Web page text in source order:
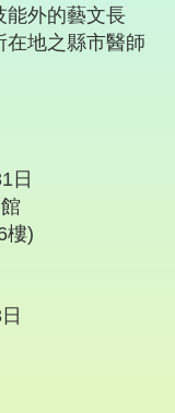
能外的藝文長
在地之縣市醫師
日
樓)